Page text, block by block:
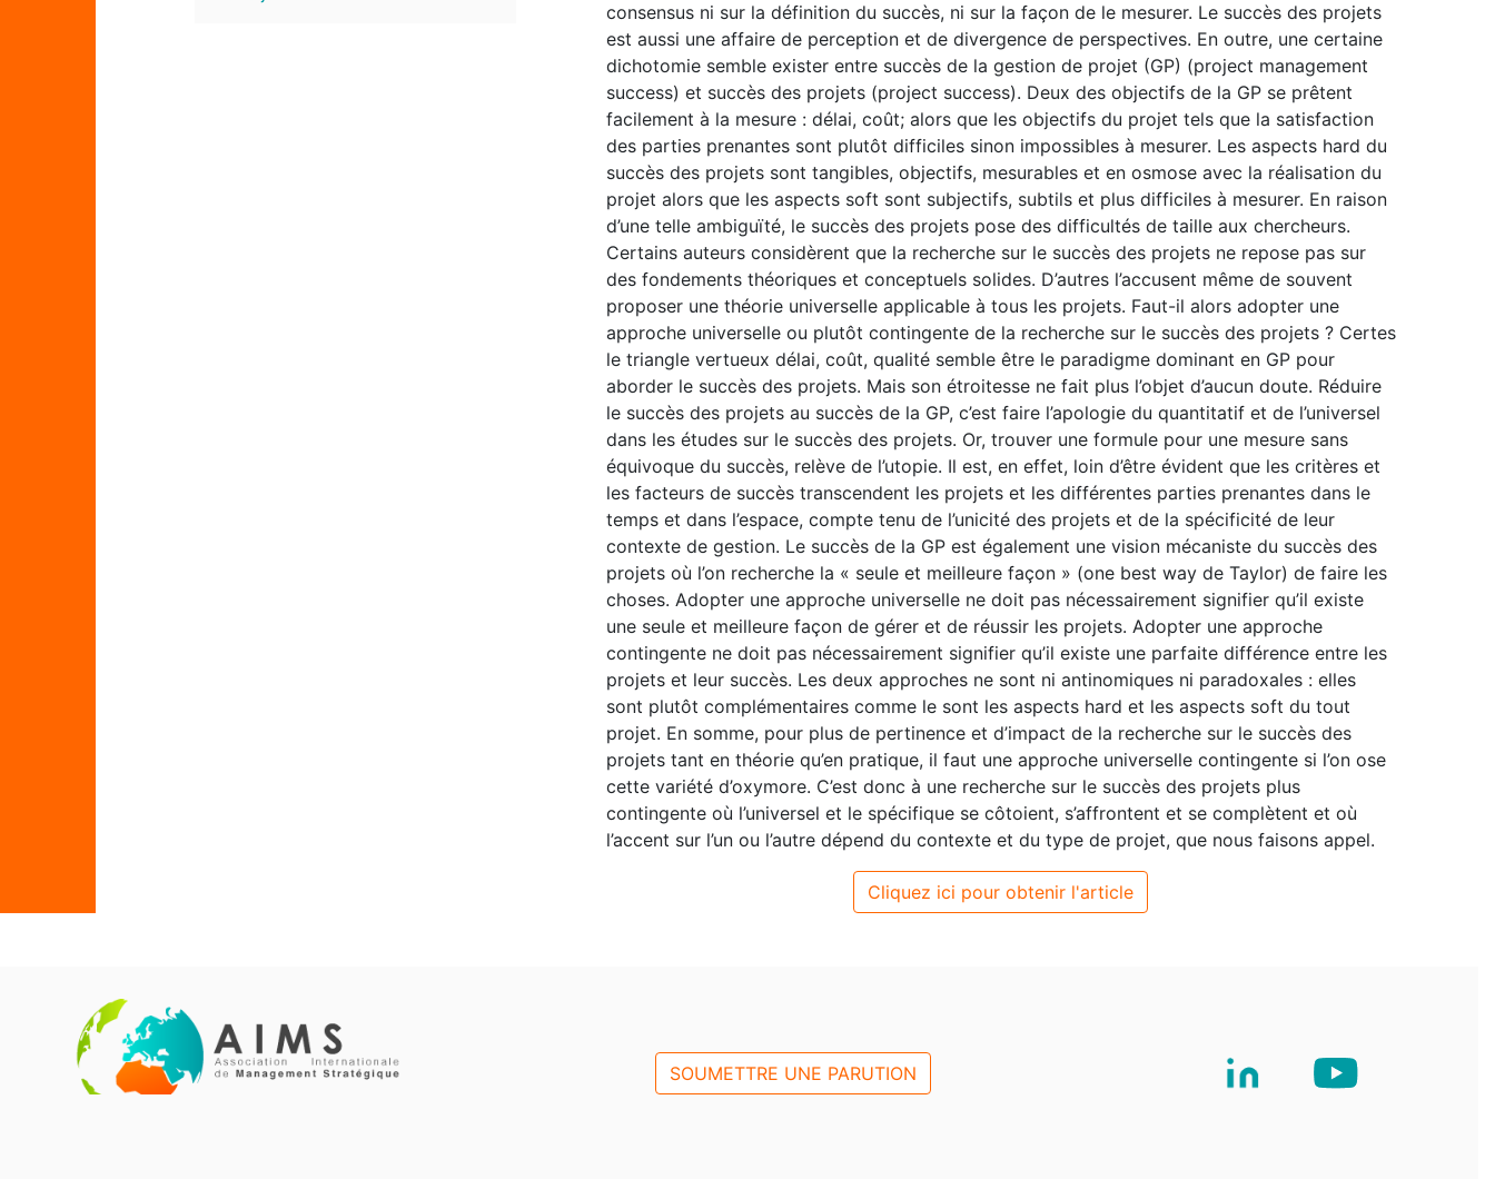
consensus ni sur la définition du succès, ni sur la façon de le mesurer. Le succès des projets
est aussi une affaire de perception et de divergence de perspectives. En outre, une certaine
dichotomie semble exister entre succès de la gestion de projet (GP) (project management
success) et succès des projets (project success). Deux des objectifs de la GP se prêtent
facilement à la mesure : délai, coût; alors que les objectifs du projet tels que la satisfaction
des parties prenantes sont plutôt difficiles sinon impossibles à mesurer. Les aspects hard du
succès des projets sont tangibles, objectifs, mesurables et en osmose avec la réalisation du
projet alors que les aspects soft sont subjectifs, subtils et plus difficiles à mesurer. En raison
d’une telle ambiguïté, le succès des projets pose des difficultés de taille aux chercheurs.
Certains auteurs considèrent que la recherche sur le succès des projets ne repose pas sur
des fondements théoriques et conceptuels solides. D’autres l’accusent même de souvent
proposer une théorie universelle applicable à tous les projets. Faut-il alors adopter une
approche universelle ou plutôt contingente de la recherche sur le succès des projets ? Certes
le triangle vertueux délai, coût, qualité semble être le paradigme dominant en GP pour
aborder le succès des projets. Mais son étroitesse ne fait plus l’objet d’aucun doute. Réduire
le succès des projets au succès de la GP, c’est faire l’apologie du quantitatif et de l’universel
dans les études sur le succès des projets. Or, trouver une formule pour une mesure sans
équivoque du succès, relève de l’utopie. Il est, en effet, loin d’être évident que les critères et
les facteurs de succès transcendent les projets et les différentes parties prenantes dans le
temps et dans l’espace, compte tenu de l’unicité des projets et de la spécificité de leur
contexte de gestion. Le succès de la GP est également une vision mécaniste du succès des
projets où l’on recherche la « seule et meilleure façon » (one best way de Taylor) de faire les
choses. Adopter une approche universelle ne doit pas nécessairement signifier qu’il existe
une seule et meilleure façon de gérer et de réussir les projets. Adopter une approche
contingente ne doit pas nécessairement signifier qu’il existe une parfaite différence entre les
projets et leur succès. Les deux approches ne sont ni antinomiques ni paradoxales : elles
sont plutôt complémentaires comme le sont les aspects hard et les aspects soft du tout
projet. En somme, pour plus de pertinence et d’impact de la recherche sur le succès des
projets tant en théorie qu’en pratique, il faut une approche universelle contingente si l’on ose
cette variété d’oxymore. C’est donc à une recherche sur le succès des projets plus
contingente où l’universel et le spécifique se côtoient, s’affrontent et se complètent et où
l’accent sur l’un ou l’autre dépend du contexte et du type de projet, que nous faisons appel.
Cliquez ici pour obtenir l'article
SOUMETTRE UNE PARUTION